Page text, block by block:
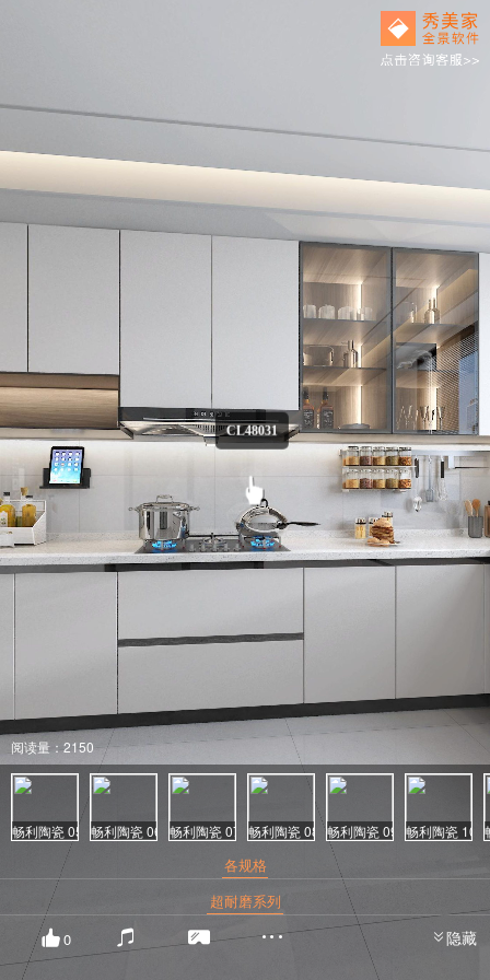
CL48031
阅读量：2150
畅利陶瓷 05 畅利陶瓷 06 畅利陶瓷 07 畅利陶瓷 08 畅利陶瓷 09 畅利陶瓷 10
各规格
超耐磨系列
0
隐藏